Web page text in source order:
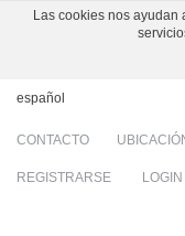
Las cookies nos ayudan
español
CONTACTO
REGISTRARSE LOGIN